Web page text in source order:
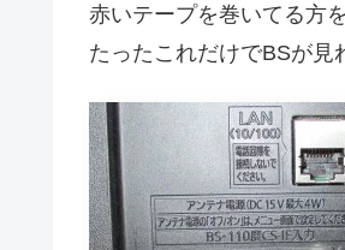
赤いテープを巻いてる方
たったこれだけでBSが見